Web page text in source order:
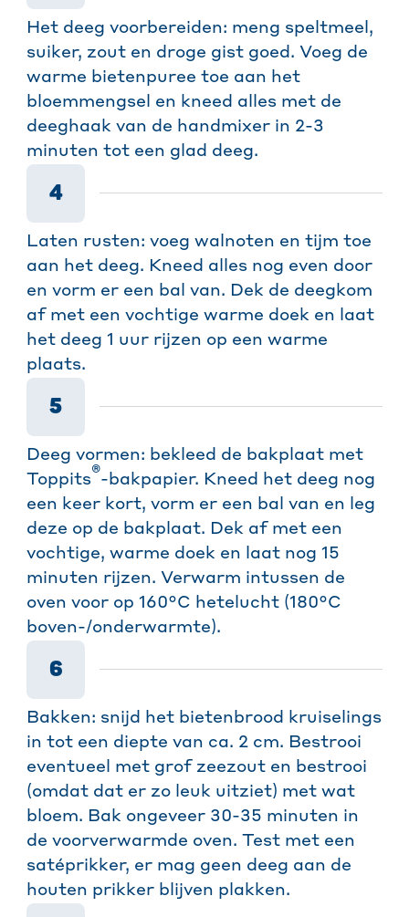
Het deeg voorbereiden: meng speltmeel,
suiker, zout en droge gist goed. Voeg de
warme bietenpuree toe aan het
bloemmengsel en kneed alles met de
deeghaak van de handmixer in 2-3
minuten tot een glad deeg.
4
Laten rusten: voeg walnoten en tijm toe
aan het deeg. Kneed alles nog even door
en vorm er een bal van. Dek de deegkom
af met een vochtige warme doek en laat
het deeg 1 uur rijzen op een warme
plaats.
5
Deeg vormen: bekleed de bakplaat met
Toppits®-bakpapier. Kneed het deeg nog
een keer kort, vorm er een bal van en leg
deze op de bakplaat. Dek af met een
vochtige, warme doek en laat nog 15
minuten rijzen. Verwarm intussen de
oven voor op 160°C hetelucht (180°C
boven-/onderwarmte).
6
Bakken: snijd het bietenbrood kruiselings
in tot een diepte van ca. 2 cm. Bestrooi
eventueel met grof zeezout en bestrooi
(omdat dat er zo leuk uitziet) met wat
bloem. Bak ongeveer 30-35 minuten in
de voorverwarmde oven. Test met een
satéprikker, er mag geen deeg aan de
houten prikker blijven plakken.